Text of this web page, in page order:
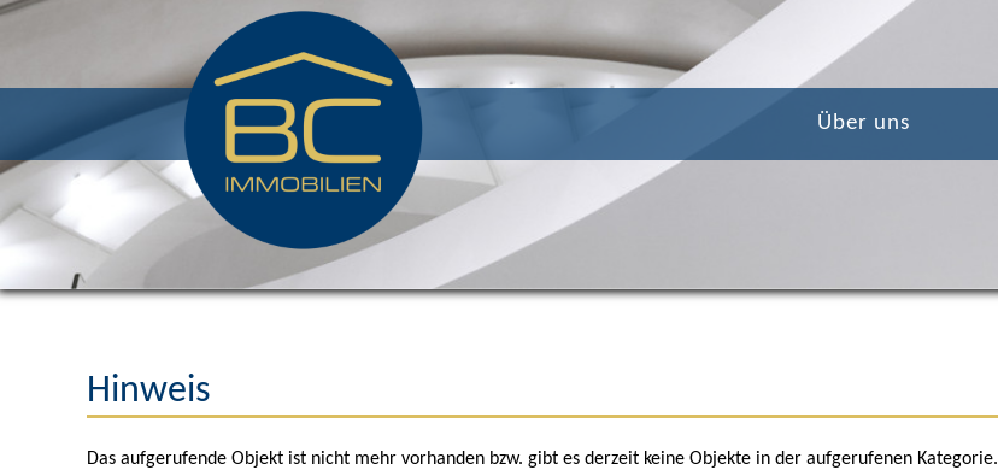
Über uns
Hinweis
Das aufgerufende Objekt ist nicht mehr vorhanden bzw. gibt es derzeit keine Objekte in der aufgerufenen Kategorie.